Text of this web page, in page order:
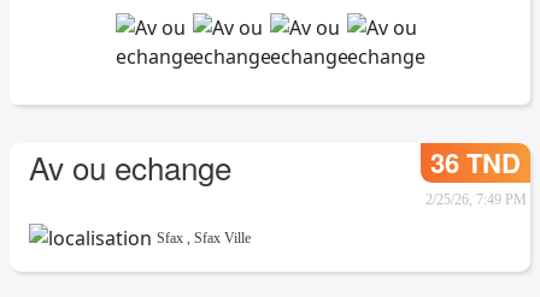
Av ou echange 36 TND
2/25/26, 7:49 PM
Sfax , Sfax Ville